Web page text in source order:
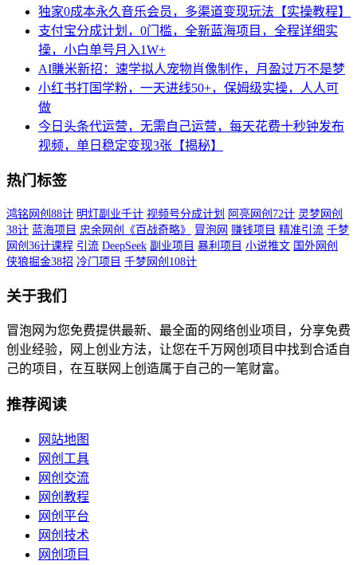
独家0成本永久音乐会员，多渠道变现玩法【实操教程】
支付宝分成计划，0门槛，全新蓝海项目，全程详细实
操，小白单号月入1W+
AI賺米新招：速学拟人宠物肖像制作，月盈过万不是梦
小红书打国学粉，一天进线50+，保姆级实操，人人可
做
今日头条代运营，无需自己运营，每天花费十秒钟发布
视频，单日稳定变现3张【揭秘】
热门标签
鸿铭网创88计 明灯副业千计 视频号分成计划 阿亮网创72计 灵梦网创
38计 蓝海项目 忠余网创《百战奇略》 冒泡网 赚钱项目 精准引流 千梦
网创36计课程 引流 DeepSeek 副业项目 暴利项目 小说推文 国外网创
侠狼掘金38招 冷门项目 千梦网创108计
关于我们
冒泡网为您免费提供最新、最全面的网络创业项目，分享免费
创业经验，网上创业方法，让您在千万网创项目中找到合适自
己的项目，在互联网上创造属于自己的一笔财富。
推荐阅读
网站地图
网创工具
网创交流
网创教程
网创平台
网创技术
网创项目